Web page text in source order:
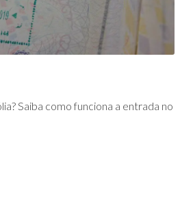
Saiba como funciona a entrada no